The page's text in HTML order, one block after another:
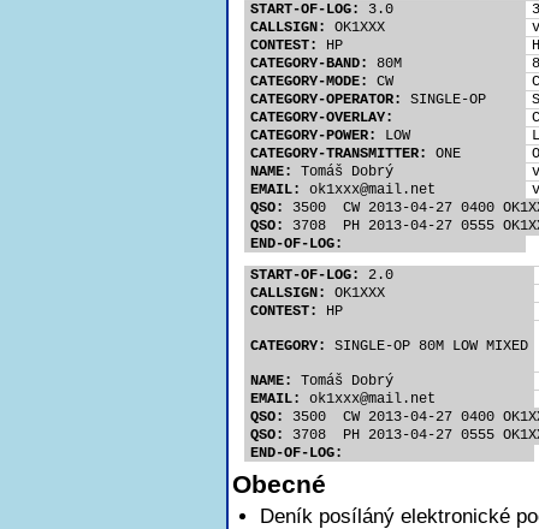
START-OF-LOG: 3.0
CALLSIGN:
OK1XXX
CONTEST:
HP
CATEGORY-BAND:
80M
CATEGORY-MODE:
CW
CATEGORY-OPERATOR:
SINGLE-OP
CATEGORY-OVERLAY:
CATEGORY-POWER:
LOW
CATEGORY-TRANSMITTER:
ONE
NAME:
Tomáš Dobrý
EMAIL:
ok1xxx@mail.net
QSO:
3500  CW 2013-04-27 0400
QSO:
3708  PH 2013-04-27 0555
END-OF-LOG:
START-OF-LOG:
2.0
CALLSIGN:
OK1XXX
CONTEST:
HP
CATEGORY: SINGLE-OP 80M LOW MIXED
NAME:
Tomáš Dobrý
EMAIL:
ok1xxx@mail.net
QSO:
3500  CW 2013-04-27 0400
QSO:
3708  PH 2013-04-27 0555
END-OF-LOG:
Obecné
Deník posíláný elektronické